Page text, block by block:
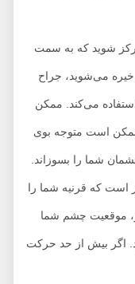
که به سمت
می‌شوید، جراح
می‌کند. ممکن
است متوجه بوی
شما را بسوزاند.
که قرنیه شما را
چشم شما
بیش از حد حرکت